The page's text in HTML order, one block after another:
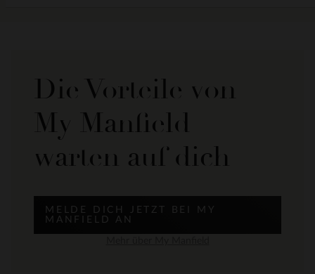
Die Vorteile von
My Manfield
warten auf dich
MELDE DICH JETZT BEI MY
MANFIELD AN